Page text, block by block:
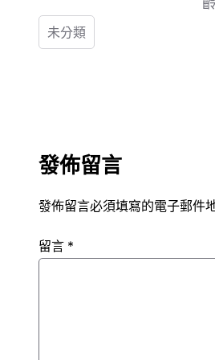
未分類
發佈留言
發佈留言必須填寫的電子郵件
留言 *